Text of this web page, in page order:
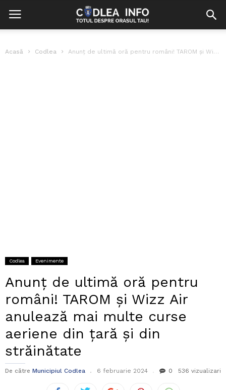
Acasă Codlea Anunț de ultimă oră pentru români! TAROM și Wizz Air anulează mai...
Codlea Evenimente
Anunț de ultimă oră pentru
români! TAROM și Wizz Air
anulează mai multe curse
aeriene din țară și din
străinătate
De către Municipiul Codlea 6 februarie 2024 0 536 vizualizari